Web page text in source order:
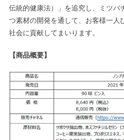
伝統的健康法）」を追究し、ミツバ
つ素材の開発を通して、お客様一人
社会に貢献してまいります。
【商品概要】